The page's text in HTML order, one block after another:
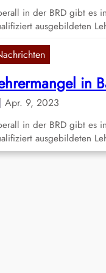
in der BRD gibt es
ausgebildeten
in
Apr. 9, 2023
in der BRD gibt es
ausgebildeten